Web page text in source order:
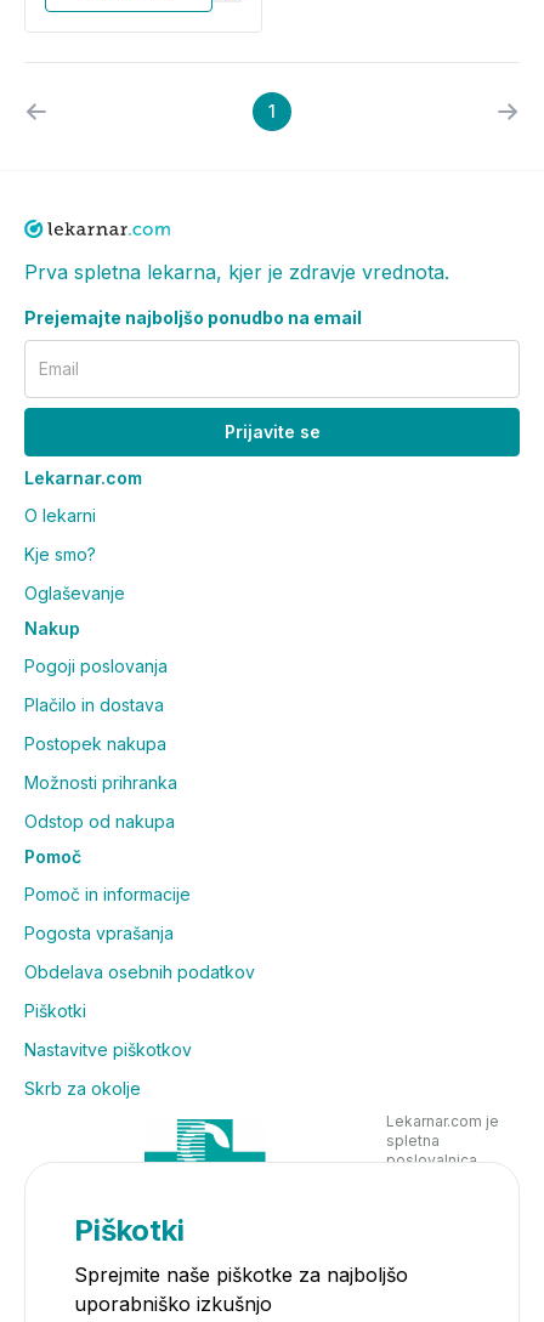
1
Prva spletna lekarna, kjer je zdravje vrednota.
Prejemajte najboljšo ponudbo na email
Email
Prijavite se
Lekarnar.com
O lekarni
Kje smo?
Oglaševanje
Nakup
Pogoji poslovanja
Plačilo in dostava
Postopek nakupa
Možnosti prihranka
Odstop od nakupa
Pomoč
Pomoč in informacije
Pogosta vprašanja
Obdelava osebnih podatkov
Piškotki
Nastavitve piškotkov
Skrb za okolje
Lekarnar.com je
spletna
poslovalnica
Piškotki
Sprejmite naše piškotke za najboljšo
uporabniško izkušnjo